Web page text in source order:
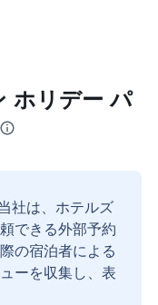
ホリデー パ
社は、ホテルズ
できる外部予約
の宿泊者による
ーを収集し、表